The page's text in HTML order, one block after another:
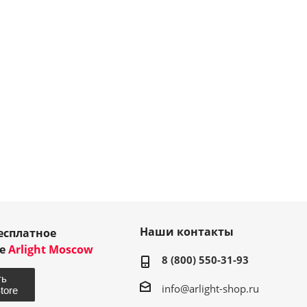
Arlight Moscow
Наши контакты
8 (800) 550-31-93
info@arlight-shop.ru